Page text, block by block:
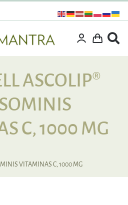
ASCOLIP®
C, 1000 MG
VITAMINAS C, 1000 MG